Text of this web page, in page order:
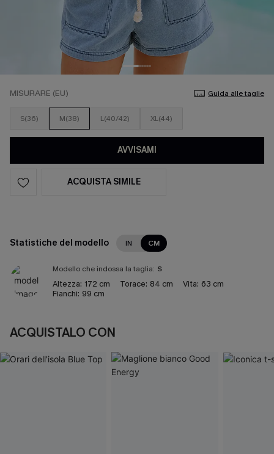
MISURARE (EU) Guida alle taglie
S(36) M(38) L(40/42) XL(44)
AVVISAMI
ACQUISTA SIMILE
Statistiche del modello IN CM
Modello che indossa la taglia: S
Altezza: 172 cm Torace: 84 cm Vita: 63 cm
Fianchi: 99 cm
ACQUISTALO CON